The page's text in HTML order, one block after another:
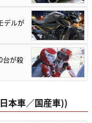
デルが
台が殺
本車／国産車))